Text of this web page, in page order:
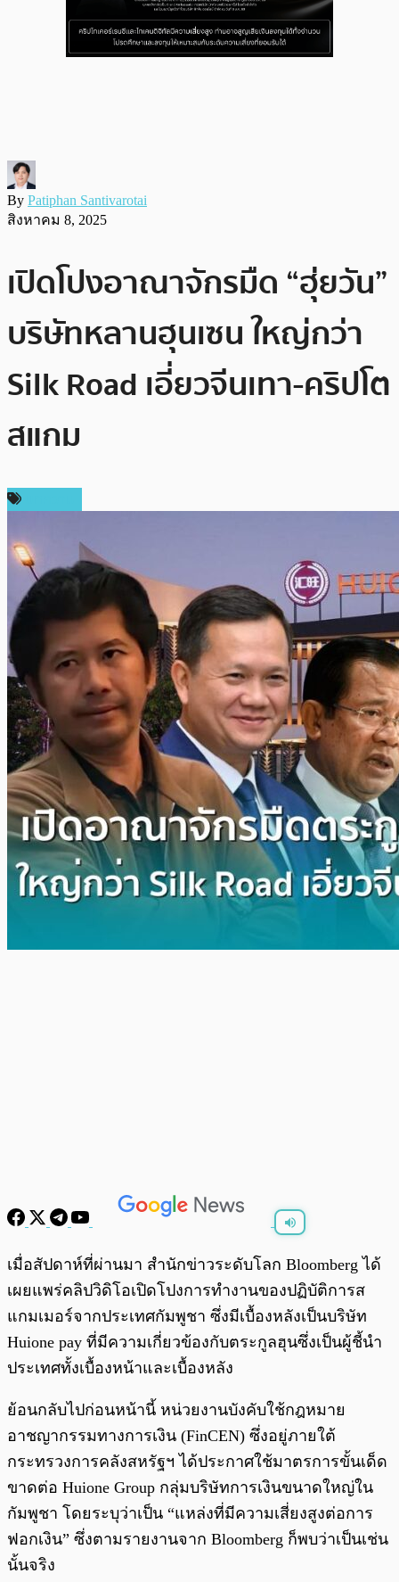
By Patiphan Santivarotai
สิงหาคม 8, 2025
เปิดโปงอาณาจักรมืด “ฮุ่ยวัน”
บริษัทหลานฮุนเซน ใหญ่กว่า
Silk Road เอี่ยวจีนเทา-คริปโต
สแกม
พร้อมเล่น
เมื่อสัปดาห์ที่ผ่านมา สำนักข่าวระดับโลก Bloomberg ได้
เผยแพร่คลิปวิดิโอเปิดโปงการทำงานของปฏิบัติการส
แกมเมอร์จากประเทศกัมพูชา ซึ่งมีเบื้องหลังเป็นบริษัท
Huione pay ที่มีความเกี่ยวข้องกับตระกูลฮุนซึ่งเป็นผู้ชี้นำ
ประเทศทั้งเบื้องหน้าและเบื้องหลัง
ย้อนกลับไปก่อนหน้านี้ หน่วยงานบังคับใช้กฎหมาย
อาชญากรรมทางการเงิน (FinCEN) ซึ่งอยู่ภายใต้
กระทรวงการคลังสหรัฐฯ ได้ประกาศใช้มาตรการขั้นเด็ด
ขาดต่อ Huione Group กลุ่มบริษัทการเงินขนาดใหญ่ใน
กัมพูชา โดยระบุว่าเป็น “แหล่งที่มีความเสี่ยงสูงต่อการ
ฟอกเงิน” ซึ่งตามรายงานจาก Bloomberg ก็พบว่าเป็นเช่น
นั้นจริง